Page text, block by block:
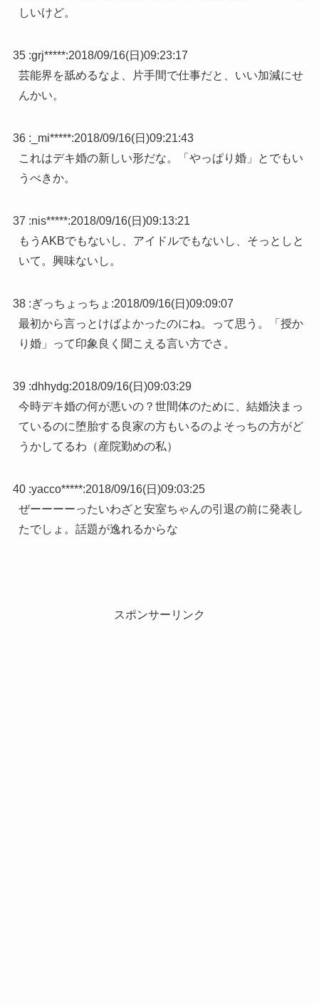
しいけど。
35 :grj*****:2018/09/16(日)09:23:17
芸能界を舐めるなよ、片手間で仕事だと、いい加減にせ
んかい。
36 : _mi*****:2018/09/16(日)09:21:43
これはデキ婚の新しい形だな。「やっぱり婚」とでもい
うべきか。
37 :nis*****:2018/09/16(日)09:13:21
もうAKBでもないし、アイドルでもないし、そっとしと
いて。興味ないし。
38 :ぎっちょっちょ :2018/09/16(日)09:09:07
最初から言っとけばよかったのにね。って思う。「授か
り婚」って印象良く聞こえる言い方でさ。
39 :dhhydg:2018/09/16(日)09:03:29
今時デキ婚の何が悪いの？世間体のために、結婚決まっ
ているのに堕胎する良家の方もいるのよそっちの方がど
うかしてるわ（産院勤めの私）
40 :yacco*****:2018/09/16(日)09:03:25
ぜーーーーったいわざと安室ちゃんの引退の前に発表し
たでしょ。話題が逸れるからな
スポンサーリンク